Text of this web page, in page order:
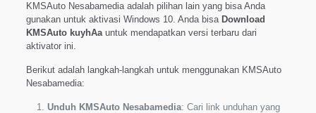
KMSAuto Nesabamedia adalah pilihan lain yang bisa Anda
gunakan untuk aktivasi Windows 10. Anda bisa Download
KMSAuto kuyhAauntuk mendapatkan versi terbaru dari
aktivator ini.
Berikut adalah langkah-langkah untuk menggunakan KMSAuto
Nesabamedia:
Unduh KMSAuto Nesabamedia: Cari link unduhan yang